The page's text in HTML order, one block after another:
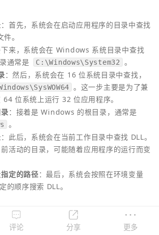
：首先，系统会在启动应用程序的目录中查找
。
下来，系统会在 Windows 系统目录中查找
通常是
C:\Windows\System32 。
：然后，系统会在 16 位系统目录中查找，
。这一步主要是为了兼
64 位系统上运行 32 位应用程序。
：接着是 Windows 的根目录，通常是
。
：此后，系统会在当前工作目录中查找 DLL。
活动的目录，可能随着应用程序的运行而变
定的路径：最后，系统会按照在环境变量
的顺序搜索 DLL。
应用程序叫做"example.exe"，它依赖于名
评论 分享 更多